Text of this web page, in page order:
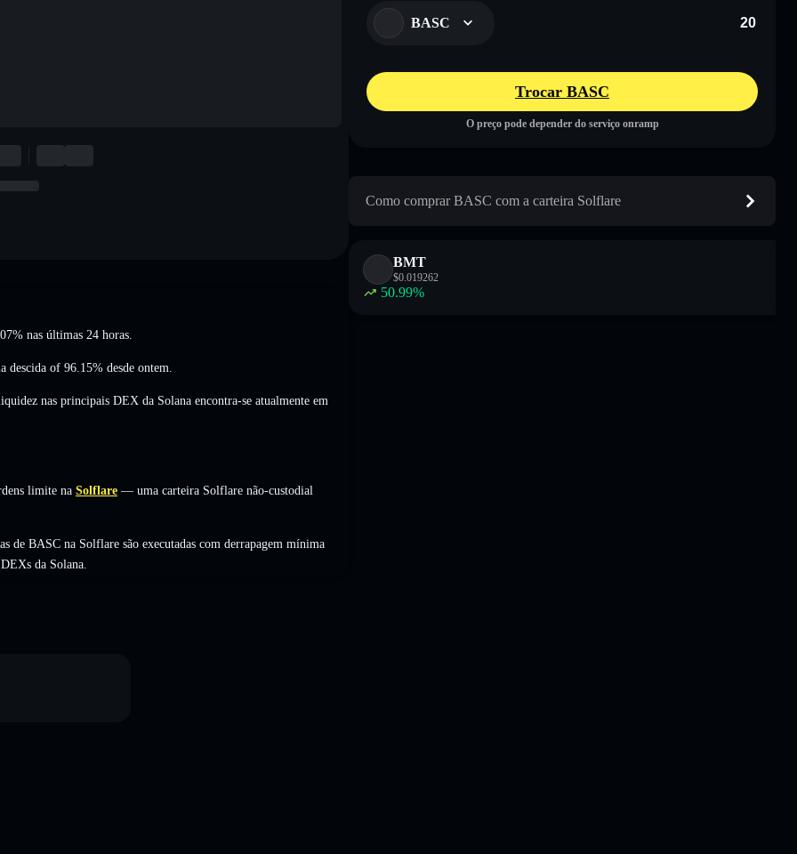
nas últimas 24 horas.
descida of 96.15% desde ontem.
liquidez nas principais DEX da Solana encontra-se atualmente em
limite na Solflare — uma carteira Solflare não-custodial
de BASC na Solflare são executadas com derrapagem mínima
da Solana.
BASC
Trocar BASC
O preço pode depender do serviço onramp
Como comprar BASC com a carteira Solflare
BMT
$0.019262
50.99%